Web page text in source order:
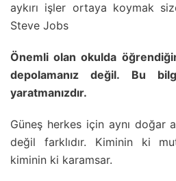
aykırı işler ortaya koymak
Steve Jobs
Önemli olan okulda
depolamanız değil. Bu
yaratmanızdır.
Güneş herkes için aynı doğar
değil farklıdır. Kiminin ki
kiminin ki karamsar.